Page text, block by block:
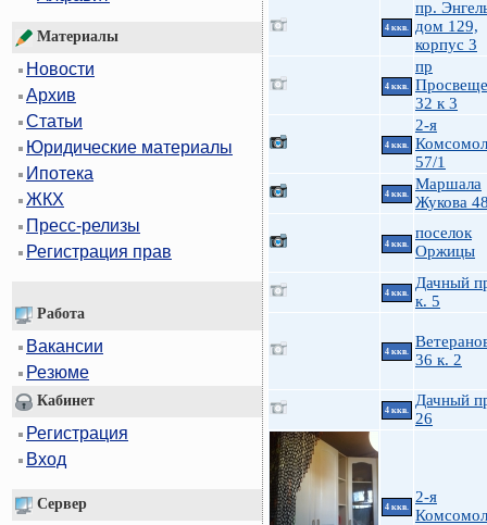
Материалы
Новости
Архив
Статьи
Юридические материалы
Ипотека
ЖКХ
Пресс-релизы
Регистрация прав
Работа
Вакансии
Резюме
Кабинет
Регистрация
Вход
Сервер
4 ккв.
пр.
дом 129,
корпус 3
4 ккв.
пр
32 к 3
4 ккв.
2-я
57/1
4 ккв.
Маршала
Жукова
4 ккв.
поселок
Оржицы
4 ккв.
Дачный
к. 5
4 ккв.
36 к. 2
4 ккв.
Дачный
26
4 ккв.
2-я